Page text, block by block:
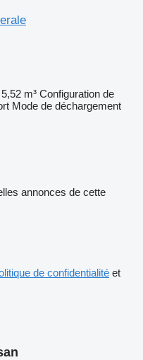
5,52 m³ Configuration de
Mode de déchargement
annonces de cette
de confidentialité et